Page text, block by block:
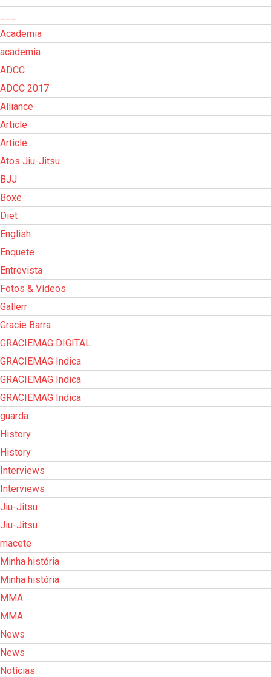
Academia
academia
ADCC
ADCC 2017
Alliance
Article
Article
Atos Jiu-Jitsu
BJJ
Boxe
Diet
English
Enquete
Entrevista
Fotos & Vídeos
Gallerr
Gracie Barra
GRACIEMAG DIGITAL
GRACIEMAG Indica
GRACIEMAG Indica
GRACIEMAG Indica
guarda
History
History
Interviews
Interviews
Jiu-Jitsu
Jiu-Jitsu
macete
Minha história
Minha história
MMA
MMA
News
News
Notícias